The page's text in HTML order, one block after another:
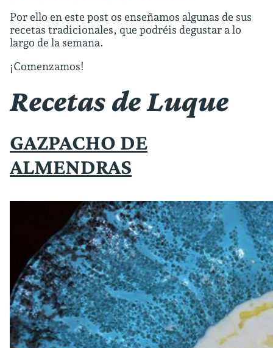
Por ello en este post os enseñamos algunas de sus
recetas tradicionales, que podréis degustar a lo
largo de la semana.
¡Comenzamos!
Recetas de Luque
GAZPACHO DE
ALMENDRAS